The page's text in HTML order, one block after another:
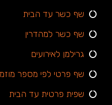
שף כשר עד הבית
שף כשר למהדרין
גרילמן לאירועים
שף פרטי לפי מספר
שפית פרטית עד הבית